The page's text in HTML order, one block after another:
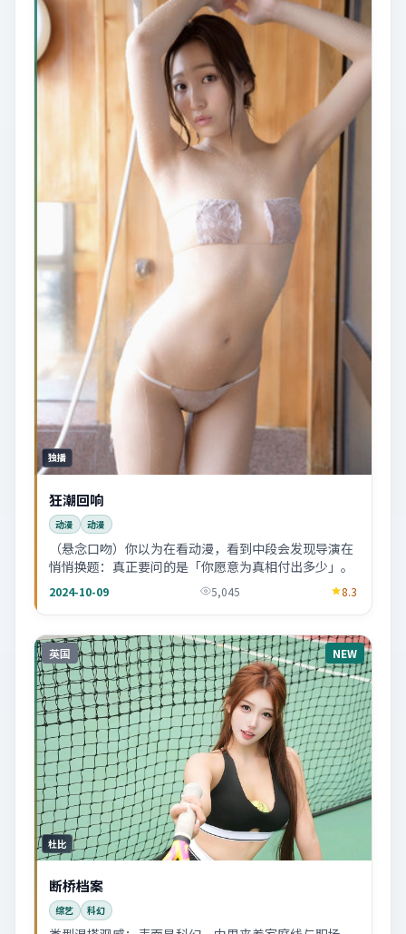
独播
狂潮回响
动漫 动漫
（悬念口吻）你以为在看动漫，看到中段会发现导演在
悄悄换题：真正要问的是「你愿意为真相付出多少」。
2024-10-09 5,045 8.3
英国 NEW
杜比
断桥档案
综艺 科幻